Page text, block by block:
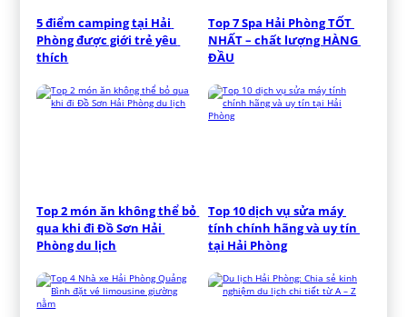
5 điểm camping tại Hải
Phòng được giới trẻ yêu
thích
Top 7 Spa Hải Phòng TỐT
NHẤT – chất lượng HÀNG
ĐẦU
Top 2 món ăn không thể bỏ
qua khi đi Đồ Sơn Hải
Phòng du lịch
Top 10 dịch vụ sửa máy
tính chính hãng và uy tín
tại Hải Phòng